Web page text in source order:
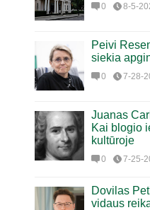
0 8-5-
Peivi
siekia
0 7-28-
Juanas
Kai blogio
kultūroje
0 7-25-
Dovilas
vidaus